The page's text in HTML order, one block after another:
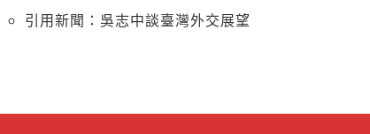
引用新聞：吳志中談臺灣外交展望